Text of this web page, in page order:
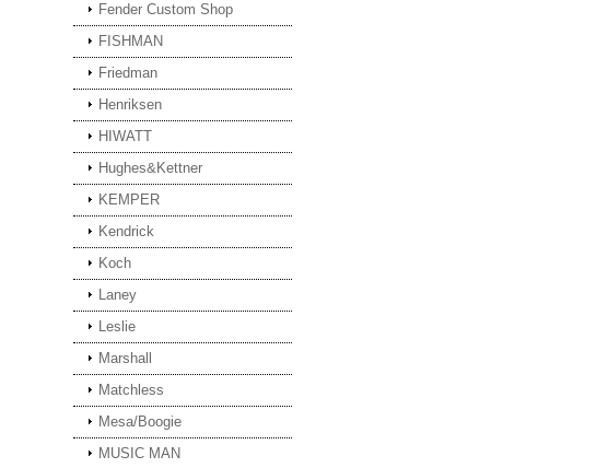
Fender Custom Shop
FISHMAN
Friedman
Henriksen
HIWATT
Hughes&Kettner
KEMPER
Kendrick
Koch
Laney
Leslie
Marshall
Matchless
Mesa/Boogie
MUSIC MAN